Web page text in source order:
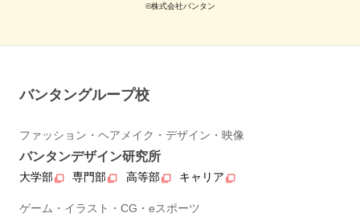
©株式会社バンタン
バンタングループ校
ファッション・ヘアメイク・デザイン・映像
バンタンデザイン研究所
大学部 専門部 高等部 キャリア
ゲーム・イラスト・CG・eスポーツ